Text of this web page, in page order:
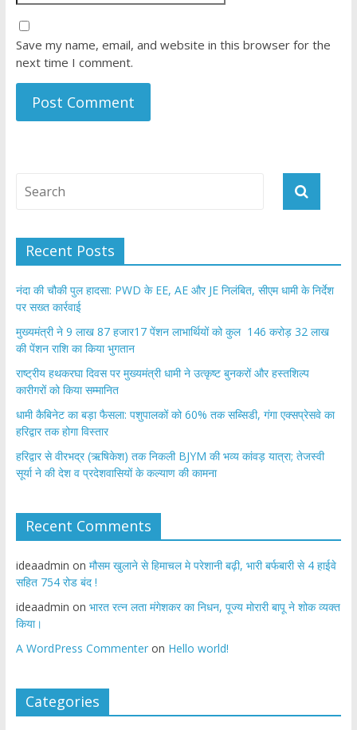
Save my name, email, and website in this browser for the
next time I comment.
Recent Posts
नंदा की चौकी पुल हादसा: PWD के EE, AE और JE निलंबित, सीएम धामी के निर्देश
पर सख्त कार्रवाई
मुख्यमंत्री ने 9 लाख 87 हजार17 पेंशन लाभार्थियों को कुल 146 करोड़ 32 लाख
की पेंशन राशि का किया भुगतान
राष्ट्रीय हथकरघा दिवस पर मुख्यमंत्री धामी ने उत्कृष्ट बुनकरों और हस्तशिल्प
कारीगरों को किया सम्मानित
​धामी कैबिनेट का बड़ा फैसला: पशुपालकों को 60% तक सब्सिडी, गंगा एक्सप्रेसवे का
हरिद्वार तक होगा विस्तार
​हरिद्वार से वीरभद्र (ऋषिकेश) तक निकली BJYM की भव्य कांवड़ यात्रा; तेजस्वी
सूर्या ने की देश व प्रदेशवासियों के कल्याण की कामना
Recent Comments
ideaadmin on मौसम खुलाने से हिमाचल मे परेशानी बढ़ी, भारी बर्फबारी से 4 हाईवे
सहित 754 रोड बंद !
ideaadmin on भारत रत्न लता मंगेशकर का निधन, पूज्य मोरारी बापू ने शोक व्यक्त
किया।
A WordPress Commenteron Hello world!
Categories